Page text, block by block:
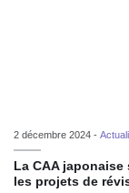
2 décembre 2024 -
La CAA
les projets de